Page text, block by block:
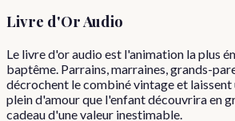
Livre d'Or Audio
Le livre d'or audio est l'animation la plus
baptême. Parrains, marraines, grands-
décrochent le combiné vintage et laissent
plein d'amour que l'enfant découvrira en
cadeau d'une valeur inestimable.